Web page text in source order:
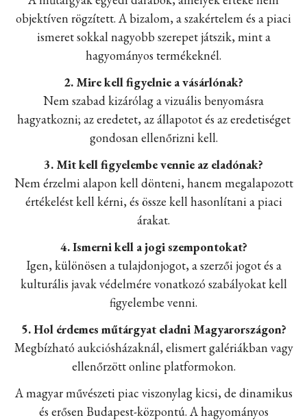
objektíven rögzített. A bizalom, a szakértelem és a piaci
ismeret sokkal nagyobb szerepet játszik, mint a
hagyományos termékeknél.
2. Mire kell figyelnie a vásárlónak?
Nem szabad kizárólag a vizuális benyomásra
hagyatkozni; az eredetet, az állapotot és az eredetiséget
gondosan ellenőrizni kell.
3. Mit kell figyelembe vennie az eladónak?
Nem érzelmi alapon kell dönteni, hanem megalapozott
értékelést kell kérni, és össze kell hasonlítani a piaci
árakat.
4. Ismerni kell a jogi szempontokat?
Igen, különösen a tulajdonjogot, a szerzői jogot és a
kulturális javak védelmére vonatkozó szabályokat kell
figyelembe venni.
5. Hol érdemes műtárgyat eladni Magyarországon?
Megbízható aukciósházaknál, elismert galériákban vagy
ellenőrzött online platformokon.
A magyar művészeti piac viszonylag kicsi, de dinamikus
és erősen Budapest-központú. A hagyományos